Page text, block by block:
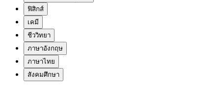
ฟิสิกส์
เคมี
ชีววิทยา
ภาษาอังกฤษ
ภาษาไทย
สังคมศึกษา